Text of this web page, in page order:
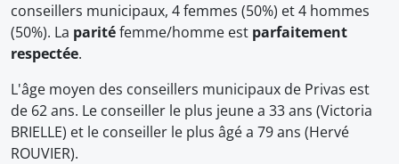
conseillers municipaux, 4 femmes (50%) et 4 hommes
(50%). La paritéfemme/homme est parfaitement
respectée.
L'âge moyen des conseillers municipaux de Privas est
de 62 ans. Le conseiller le plus jeune a 33 ans (Victoria
BRIELLE) et le conseiller le plus âgé a 79 ans (Hervé
ROUVIER).